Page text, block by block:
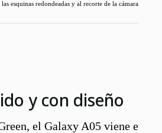
esquinas redondeadas y al recorte de la cámara.
y con diseño
el Galaxy A05 viene en un